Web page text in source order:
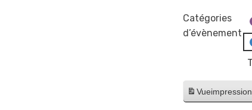
Catégories
d’évènement
Vueimpression